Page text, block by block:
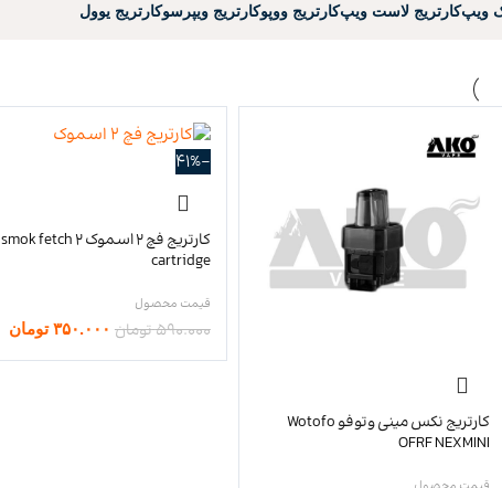
ویپکارتریج لاست ویپکارتریج ووپوکارتریج ویپرسوکارتریج یوول
کارتریج نکس مینی وتوفو Wotofo
OFRF NEXMINI
-41%
کارتریج فچ 2 اسموک smok fetch 2
cartridge
۵۹۰.۰۰۰تومان ۳۵۰.۰۰۰ تومان